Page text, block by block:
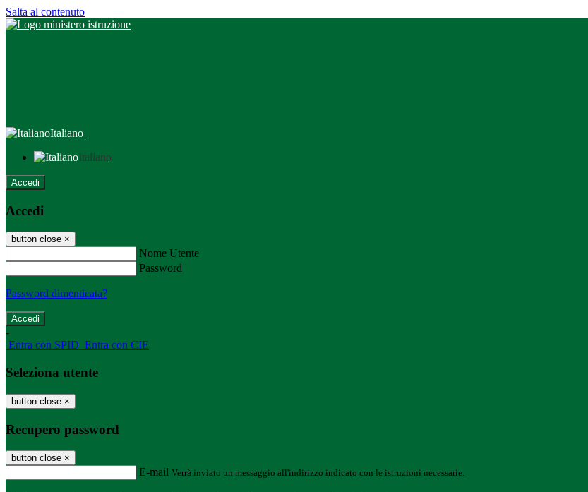
Salta al contenuto
Italiano
Italiano
Accedi
Accedi
button close ×
Nome Utente
Password
Password dimenticata?
-
Entra con SPID Entra con CIE
Seleziona utente
button close ×
Recupero password
button close ×
E-mail Verrà inviato un messaggio all'indirizzo indicato con le istruzioni necessarie.